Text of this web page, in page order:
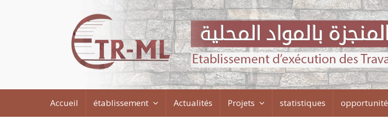
MAIN
NAVIGATION
Accueil établissement Actualités Projets statistiques opportunité